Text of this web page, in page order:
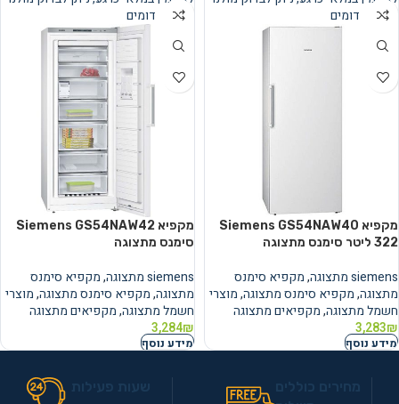
נמכר
מוצרים דומים
מקפיא Siemens GS54NAW40
siemens מתצוגה ,מקפיא סימנס
מתצוגה,מקפיא סימנס מתצוגה,מוצרי
חשמל מתצוגה,מקפיאים מתצוגה
3,283₪
מידע נוסף
נמכר
מוצרים דומים
מקפיא Siemens GS54NAW42
סימנס מתצוגה
siemens מתצוגה ,מקפיא סימנס
מתצוגה,מקפיא סימנס מתצוגה,מוצרי
חשמל מתצוגה,מקפיאים מתצוגה
3,284₪
מידע נוסף